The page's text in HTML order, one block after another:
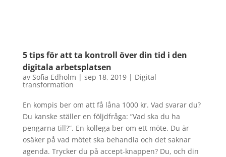
5 tips för att ta kontroll över din tid i den
digitala arbetsplatsen
av Sofia Edholm | sep 18, 2019| Digital
transformation
En kompis ber om att få låna 1000 kr. Vad svarar du?
Du kanske ställer en följdfråga: ”Vad ska du ha
pengarna till?”. En kollega ber om ett möte. Du är
osäker på vad mötet ska behandla och det saknar
agenda. Trycker du på accept-knappen? Du, och din